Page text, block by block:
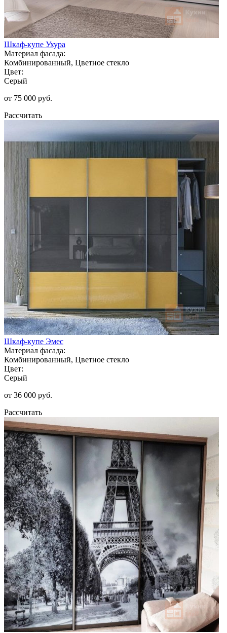
Шкаф-купе Ухура
Материал фасада:
Комбинированный, Цветное стекло
Цвет:
Серый
от 75 000 руб.
Рассчитать
Шкаф-купе Эмес
Материал фасада:
Комбинированный, Цветное стекло
Цвет:
Серый
от 36 000 руб.
Рассчитать